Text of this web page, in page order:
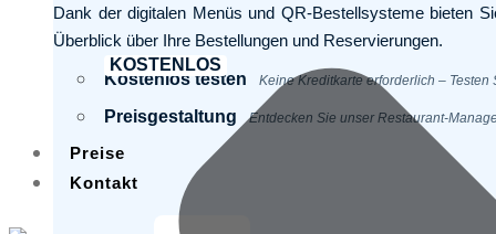
Dank der digitalen Menüs und QR-Bestellsysteme bieten
Überblick über Ihre Bestellungen und Reservierungen.
Kostenlos testen Keine Kreditkarte erforderlich –
KOSTENLOS
Preisgestaltung Entdecken Sie unser Restaurant-
Preise
Kontakt